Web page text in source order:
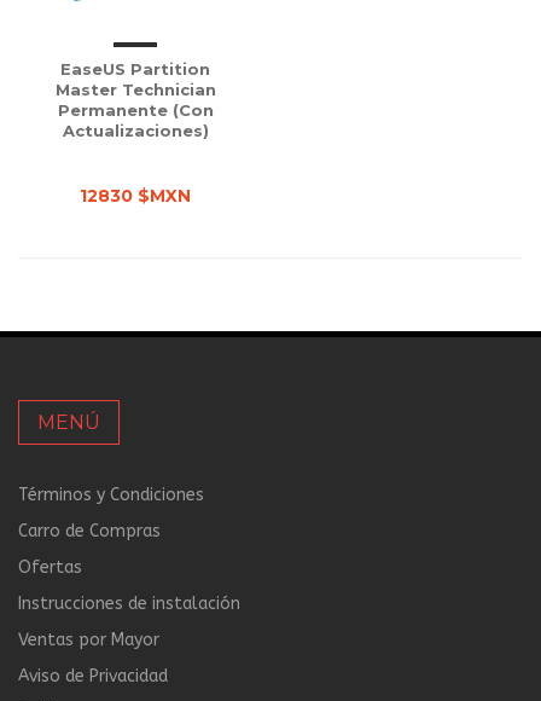
EaseUS Partition
Master Technician
Permanente (con
Actualizaciones)
12830 $MXN
MENÚ
Términos y Condiciones
Carro de Compras
Ofertas
Instrucciones de instalación
Ventas por Mayor
Aviso de Privacidad